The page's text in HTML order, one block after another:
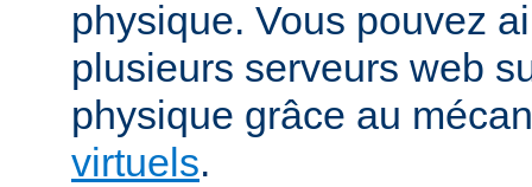
physique. Vous pouvez
plusieurs serveurs web
physique grâce au
virtuels.